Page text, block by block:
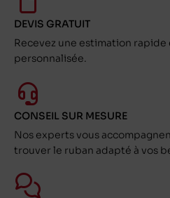
DEVIS GRATUIT
Recevez une estimation rapide
personnalisée.
CONSEIL SUR MESURE
Nos experts vous
trouver le ruban adapté à vos